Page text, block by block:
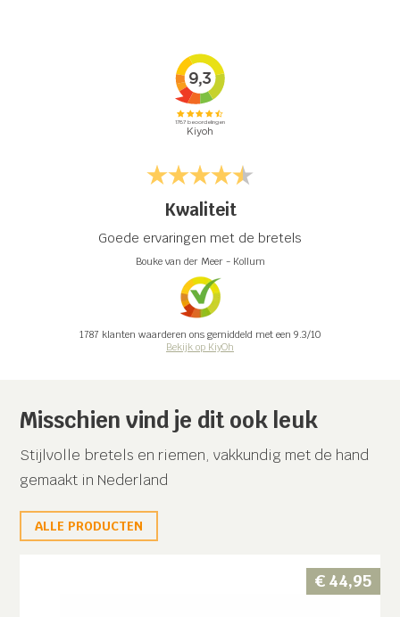
Kwaliteit
Goede ervaringen met de bretels
Bouke van der Meer - Kollum
1787 klanten waarderen ons gemiddeld met een 9.3/10
Bekijk op KiyOh
Misschien vind je dit ook leuk
Stijlvolle bretels en riemen, vakkundig met de hand
gemaakt in Nederland
ALLE PRODUCTEN
€44,95